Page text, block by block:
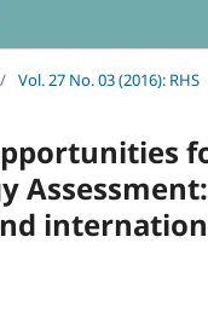
/ Vol. 27 No. 03 (2016): RHS